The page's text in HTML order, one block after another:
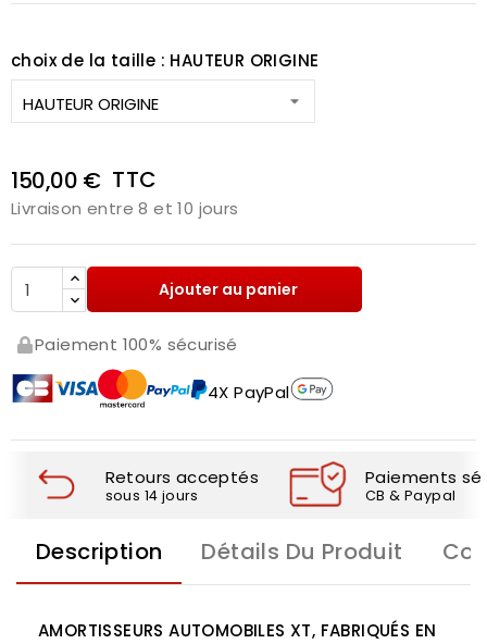
choix de la taille : HAUTEUR ORIGINE
150,00 € TTC
Livraison entre 8 et 10 jours
Ajouter au panier
Paiement 100% sécurisé
4X PayPal
Retours acceptés
sous 14 jours
Paiements
CB & Paypal
Description Détails Du Produit
AMORTISSEURS AUTOMOBILES XT, FABRIQUÉS EN